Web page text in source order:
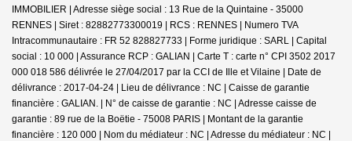
IMMOBILIER | Adresse siège social : 13 Rue de la Quintaine - 35000
RENNES | Siret : 82882773300019 | RCS : RENNES | Numero TVA
Intracommunautaire : FR 52 828827733 | Forme juridique : SARL | Capital
social : 10 000 | Assurance RCP : GALIAN | Carte T : carte n° CPI 3502 2017
000 018 586 délivrée le 27/04/2017 par la CCI de Ille et Vilaine | Date de
délivrance : 2017-04-24 | Lieu de délivrance : NC | Caisse de garantie
financière : GALIAN. | N° de caisse de garantie : NC | Adresse caisse de
garantie : 89 rue de la Boëtie - 75008 PARIS | Montant de la garantie
financière : 120 000 | Nom du médiateur : NC | Adresse du médiateur : NC |